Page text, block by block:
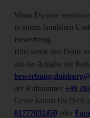
Wenn Du eine
in einem familiären
Bewerbung.
Bitte sende uns Deine
mit der Angabe der
der Rufnummer +49
Gerne kannst Du Dich
01777032450 oder